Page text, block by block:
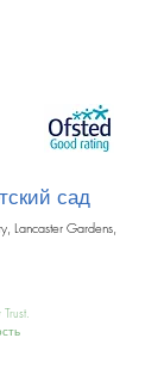
сад
Lancaster Gardens,